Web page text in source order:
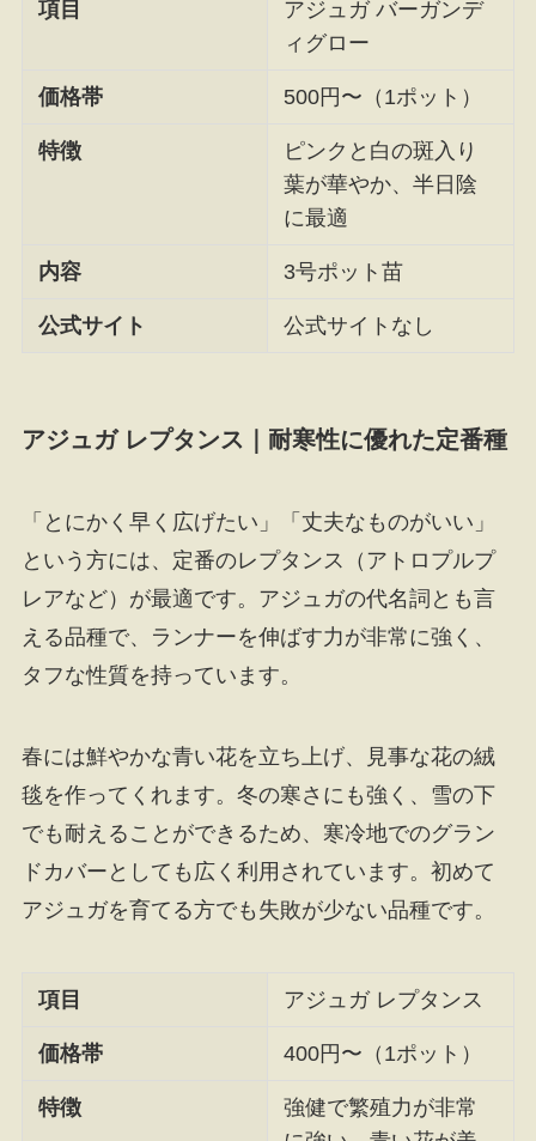
項目
アジュガ バーガンデ
ィグロー
価格帯 500円〜（1ポット）
特徴
ピンクと白の斑入り
葉が華やか、半日陰
に最適
内容 3号ポット苗
公式サイト 公式サイトなし
アジュガ レプタンス｜耐寒性に優れた定番種
「とにかく早く広げたい」「丈夫なものがいい」
という方には、定番のレプタンス（アトロプルプ
レアなど）が最適です。アジュガの代名詞とも言
える品種で、ランナーを伸ばす力が非常に強く、
タフな性質を持っています。
春には鮮やかな青い花を立ち上げ、見事な花の絨
毯を作ってくれます。冬の寒さにも強く、雪の下
でも耐えることができるため、寒冷地でのグラン
ドカバーとしても広く利用されています。初めて
アジュガを育てる方でも失敗が少ない品種です。
項目 アジュガ レプタンス
価格帯 400円〜（1ポット）
特徴
強健で繁殖力が非常